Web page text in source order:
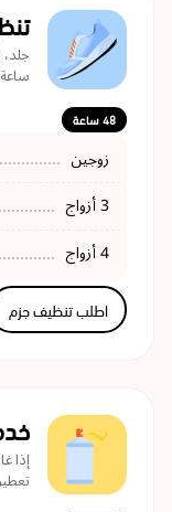
48 ساعة
زوجين
3 أزواج
4 أزواج
اطلب تنظيف جزم
إذا